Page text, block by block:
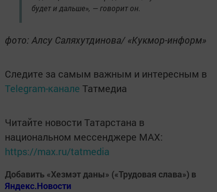
будет и дальше», — говорит он.
фото: Алсу Саляхутдинова/ «Кукмор-информ»
Следите за самым важным и интересным в
Telegram-канале Татмедиа
Читайте новости Татарстана в
национальном мессенджере MАХ:
https://max.ru/tatmedia
Добавить «Хезмэт даны» («Трудовая слава») в
Яндекс.Новости